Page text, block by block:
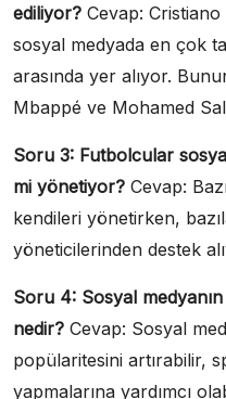
ediliyor? Cevap:
sosyal medyada en çok
arasında yer alıyor.
Mbappé ve Mohamed
Soru 3: Futbolcular
mi yönetiyor? Cevap:
kendileri yönetirken,
yöneticilerinden destek
Soru 4: Sosyal
nedir? Cevap: Sosyal
popülaritesini artırabilir,
yapmalarına yardımcı